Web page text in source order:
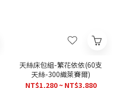
天絲床包組-繁花依依(60支
天絲-300織萊賽爾)
NT$1,280 ~ NT$3,880